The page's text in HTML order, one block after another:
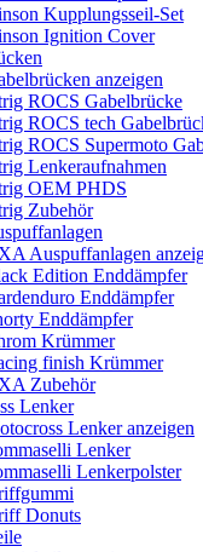
Kupplungsseil-Set
Ignition Cover
anzeigen
ROCS Gabelbrücke
ROCS tech
ROCS Supermoto
Lenkeraufnahmen
OEM PHDS
Zubehör
Auspuffanlagen
Edition Enddämpfer
Enddämpfer
Enddämpfer
Krümmer
finish Krümmer
Zubehör
Lenker
Lenker anzeigen
Lenker
Lenkerpolster
Donuts